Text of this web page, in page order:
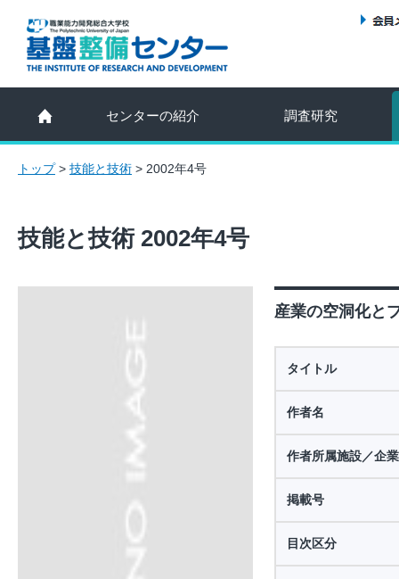
センターの紹介 調査研究
トップ> 技能と技術 > 2002年4号
技能と技術 2002年4号
産業の空洞化と
タイトル
作者名
作者所属施設／企業
掲載号
目次区分